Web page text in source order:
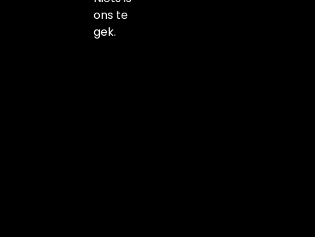
ons te
gek.